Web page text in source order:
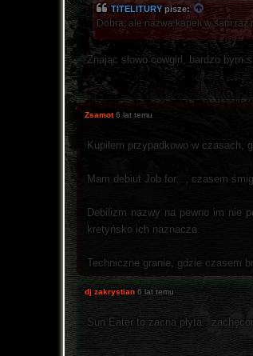
TITELITURY pisze:
Dobra, ale nazwa kapeli w sam raz
Znając słowo cowgirl, bardzo bym
Zsamot 6 lat temu
Kupiłem przypadkowo w czasach,
Mam debiut Job for..., czasem
Debilizm nazwy na pewno im nie
kretyńsko ich naznacza.
Techniczne granie, gdzie czasem
dj zakrystian 6 lat temu
Sun Eater to zacna płyta..